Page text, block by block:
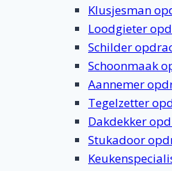
Klusjesman
Loodgieter
Schilder
Schoonmaak
Aannemer
Tegelzetter
Dakdekker
Stukadoor